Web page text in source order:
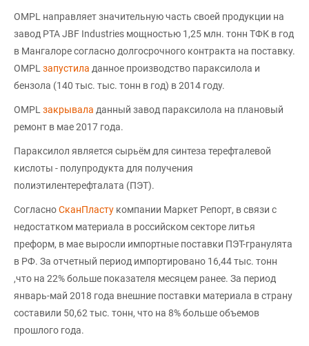
OMPL направляет значительную часть своей продукции на
завод PTA JBF Industries мощностью 1,25 млн. тонн ТФК в год
в Мангалоре согласно долгосрочного контракта на поставку.
OMPL запустила данное производство параксилола и
бензола (140 тыс. тыс. тонн в год) в 2014 году.
OMPL закрывала данный завод параксилола на плановый
ремонт в мае 2017 года.
Параксилол является сырьём для синтеза терефталевой
кислоты - полупродукта для получения
полиэтилентерефталата (ПЭТ).
СогласноСканПласту компании Маркет Репорт, в связи с
недостатком материала в российском секторе литья
преформ, в мае выросли импортные поставки ПЭТ-гранулята
в РФ. За отчетный период импортировано 16,44 тыс. тонн
,что на 22% больше показателя месяцем ранее. За период
январь-май 2018 года внешние поставки материала в страну
составили 50,62 тыс. тонн, что на 8% больше объемов
прошлого года.